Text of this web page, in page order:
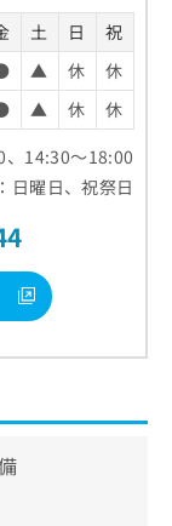
土 日
祝
▲ 休
休
▲ 休
休
14:30～18:00
日曜日、祝祭日